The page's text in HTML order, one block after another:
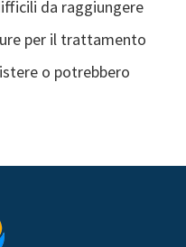
da raggiungere
per il trattamento
o potrebbero